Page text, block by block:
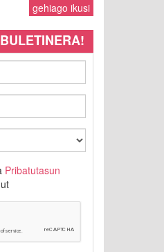
gehiago ikusi
Pribatutasun